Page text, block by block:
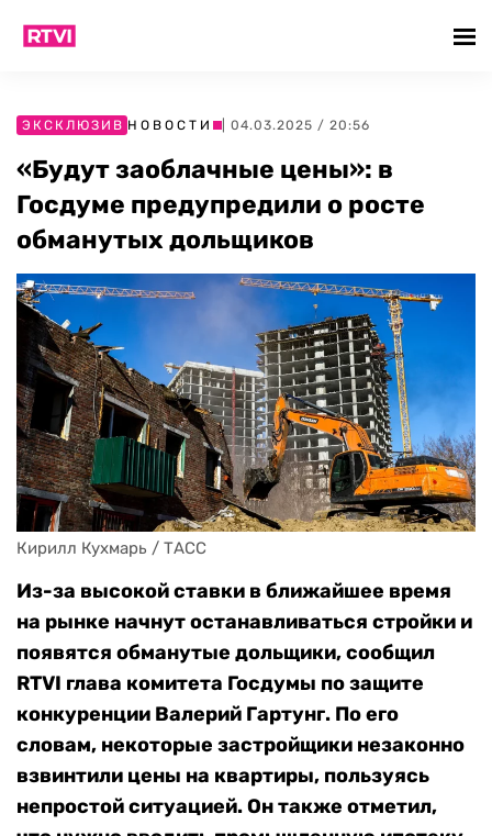
ЭКСКЛЮЗИВ НОВОСТИ | 04.03.2025 / 20:56
«Будут заоблачные цены»: в
Госдуме предупредили о росте
обманутых дольщиков
Кирилл Кухмарь / ТАСС
Из-за высокой ставки в ближайшее время
на рынке начнут останавливаться стройки и
появятся обманутые дольщики, сообщил
RTVI глава комитета Госдумы по защите
конкуренции Валерий Гартунг. По его
словам, некоторые застройщики незаконно
взвинтили цены на квартиры, пользуясь
непростой ситуацией. Он также отметил,